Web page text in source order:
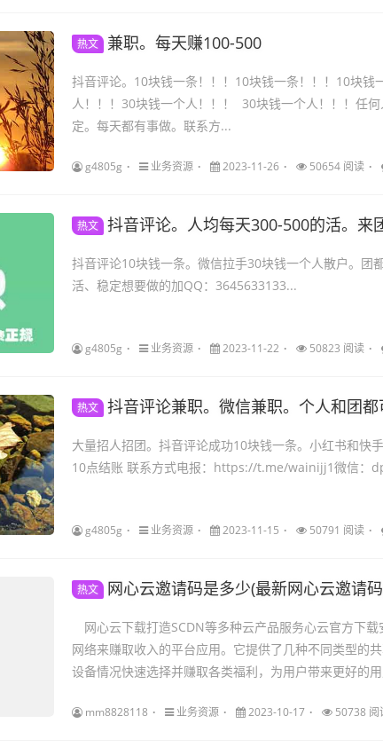
热文 兼职。每天赚100-500
抖音评论。10块钱一条！！！10块钱一条！！！10块钱
人！！！30块钱一个人！！！ 30块钱一个人！！！任
定。每天都有事做。联系方...
g4805g 业务资源 2023-11-26 50654 阅读
热文 抖音评论。人均每天300-500的活。来
抖音评论10块钱一条。微信拉手30块钱一个人散户。团
活、稳定想要做的加QQ：3645633133...
g4805g 业务资源 2023-11-22 50823 阅读
热文 抖音评论兼职。微信兼职。个人和团
大量招人招团。抖音评论成功10块钱一条。小红书和快
10点结账 联系方式电报：https://t.me/wainijj1微信：
g4805g 业务资源 2023-11-15 50791 阅读
热文 网心云邀请码是多少(最新网心云邀请
网心云下载打造SCDN等多种云产品服务心云官方下
网络来赚取收入的平台应用。它提供了几种不同类型的
设备情况快速选择并赚取各类福利，为用户带来更好的
mm8828118 业务资源 2023-10-17 50738 阅